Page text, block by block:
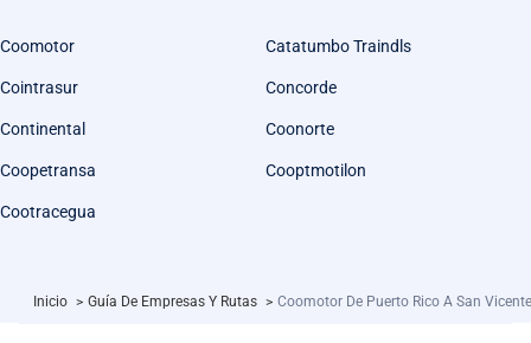
Coomotor Catatumbo Traindls
Cointrasur Concorde
Continental Coonorte
Coopetransa Cooptmotilon
Cootracegua
Inicio > Guía De Empresas Y Rutas > Coomotor De Puerto Rico A San